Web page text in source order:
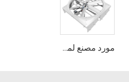
مورد مصنع لمراوح تدوير حجم 72 إنش نظام تهوية توفير طاقة لمزرعة الماشية